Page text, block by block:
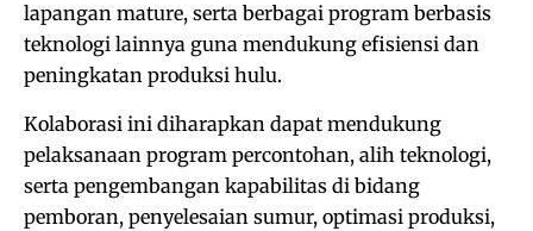
lapangan mature, serta berbagai program berbasis
teknologi lainnya guna mendukung efisiensi dan
peningkatan produksi hulu.
Kolaborasi ini diharapkan dapat mendukung
pelaksanaan program percontohan, alih teknologi,
serta pengembangan kapabilitas di bidang
pemboran, penyelesaian sumur, optimasi produksi,